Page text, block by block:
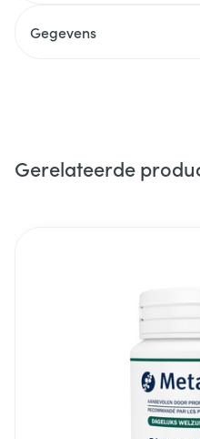
Gegevens
Merken Cerebrum
58 mm
Gerelateerde